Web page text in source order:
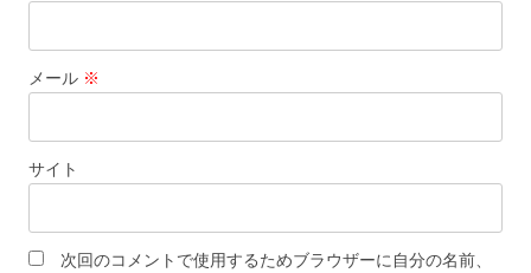
メール ※
サイト
次回のコメントで使用するためブラウザーに自分の名前、